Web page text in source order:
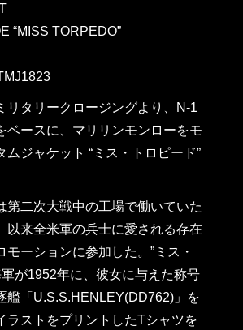
“MISS TORPEDO”
リタリークロージングより、N-1
ベースに、マリリンモンローをモ
ムジャケット “ミス・トロピード”
第二次大戦中の工場で働いていた
以来全米軍の兵士に愛される存在
モーションに参加した。”ミス・
軍が1952年に、彼女に与えた称号
艦「U.S.S.HENLEY(DD762)」を
ラストをプリントしたTシャツを